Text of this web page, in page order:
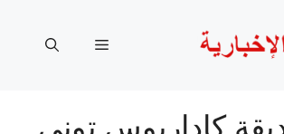
القائمة
كاداريوس توني